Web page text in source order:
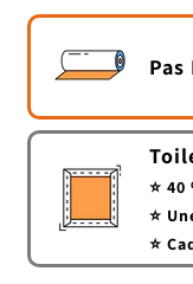
Pas
⭐
⭐
⭐